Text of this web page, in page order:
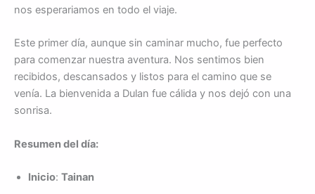
nos esperariamos en todo el viaje.
Este primer día, aunque sin caminar mucho, fue perfecto
para comenzar nuestra aventura. Nos sentimos bien
recibidos, descansados y listos para el camino que se
venía. La bienvenida a Dulan fue cálida y nos dejó con una
sonrisa.
Resumen del día:
Inicio: Tainan